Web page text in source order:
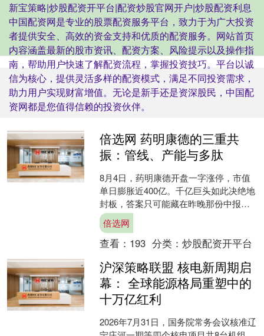
新宝策略|炒股配资开平台|配资炒股官网开户|炒股配资利息
中国配资网是专业的股票配资服务平台，致力于为广大投资
者提供安全、高效的资金支持和优质的配资服务。网站首页
内容涵盖最新的股市资讯、配资方案、风险提示以及操作指
南，帮助用户快速了解配资流程，掌握投资技巧。平台以诚
信为核心，提供灵活多样的配资模式，满足不同投资需求，
助力用户实现财富增值。无论是新手还是资深股民，中国配
资网都是您值得信赖的投资伙伴。
倍选网 药明康德的三重共
振：管线、产能与多肽
8月4日，药明康德开盘一字涨停，市值
单日膨胀近400亿。千亿巨头如此决绝地
封板，答案只可能藏在昨晚那份中报
里。 值得问的不是业绩好不好——营收
近290亿、利润破....
倍选网
查看： 193 分类： 炒股配资开平台
沪深策略联盟 核电新周期启
幕： 全球能源格局重塑中的
十万亿红利
2026年7月31日，国务院常务会议核准辽